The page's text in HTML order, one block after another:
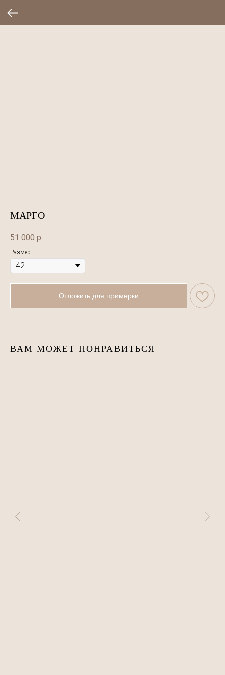
МАРГО
51 000 р.
Размер
Отложить для примерки
ВАМ МОЖЕТ ПОНРАВИТЬСЯ